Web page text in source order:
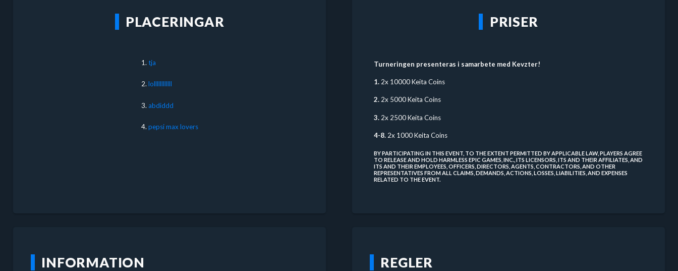
PLACERINGAR
1. tja
2.lollllllllllll
3. abdiddd
4.pepsi max lovers
PRISER
Turneringen presenteras i samarbete med Kevzter!
1.2x 10000 Keita Coins
2.2x 5000 Keita Coins
3.2x 2500 Keita Coins
4-8. 2x 1000 Keita Coins
BY PARTICIPATING IN THIS EVENT, TO THE EXTENT PERMITTED BY APPLICABLE LAW, PLAYERS AGREE
TO RELEASE AND HOLD HARMLESS EPIC GAMES, INC., ITS LICENSORS, ITS AND THEIR AFFILIATES, AND
ITS AND THEIR EMPLOYEES, OFFICERS, DIRECTORS, AGENTS, CONTRACTORS, AND OTHER
REPRESENTATIVES FROM ALL CLAIMS, DEMANDS, ACTIONS, LOSSES, LIABILITIES, AND EXPENSES
RELATED TO THE EVENT.
INFORMATION REGLER